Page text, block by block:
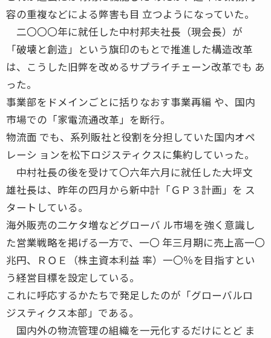
容の重複などによる弊害も目 立つようになっていた。
二〇〇〇年に就任した中村邦夫社長（現会長）が
「破壊と創造」という旗印のもとで推進した構造改革
は、こうした旧弊を改めるサプライチェーン改革でも あ
った。
事業部をドメインごとに括りなおす事業再編 や、国内
市場での「家電流通改革」を断行。
物流面 でも、系列販社と役割を分担していた国内オペ
レーシ ョンを松下ロジスティクスに集約していった。
中村社長の後を受けて〇六年六月に就任した大坪文
雄社長は、昨年の四月から新中計「ＧＰ３計画」を ス
タートしている。
海外販売の二ケタ増などグローバ ル市場を強く意識し
た営業戦略を掲げる一方で、一〇 年三月期に売上高一〇
兆円、ＲＯＥ（株主資本利益 率）一〇％を目指すとい
う経営目標を設定している。
これに呼応するかたちで発足したのが「グローバルロ
ジスティクス本部」である。
国内外の物流管理の組織を一元化するだけにとど ま